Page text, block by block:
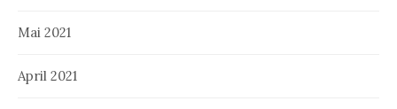
Mai 2021
April 2021